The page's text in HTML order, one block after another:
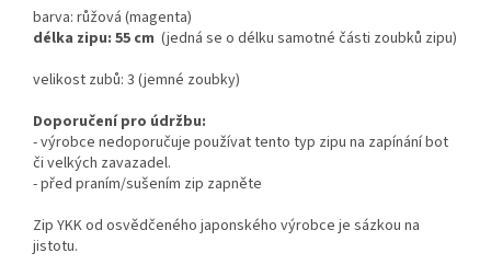
barva: růžová (magenta)
délka zipu: 55 cm (jedná se o délku samotné části zoubků zipu)
velikost zubů: 3 (jemné zoubky)
Doporučení pro údržbu:
- výrobce nedoporučuje používat tento typ zipu na zapínání bot
či velkých zavazadel.
- před praním/sušením zip zapněte
Zip YKK od osvědčeného japonského výrobce je sázkou na
jistotu.